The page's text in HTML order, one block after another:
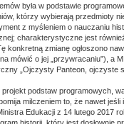
była w podstawie
którzy wybierają przedmioty
z myśleniem o nauczaniu
charakterystyczne jest
konkretną zmianę ogłoszono
mówić o jej „przywracaniu”), a
„Ojczysty Panteon, ojczyste
podstaw programowych,
milczeniem to, że nawet
Edukacji z 14 lutego 2017